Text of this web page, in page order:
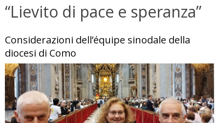
“Lievito di pace e speranza”
Considerazioni dell’équipe sinodale della
diocesi di Como